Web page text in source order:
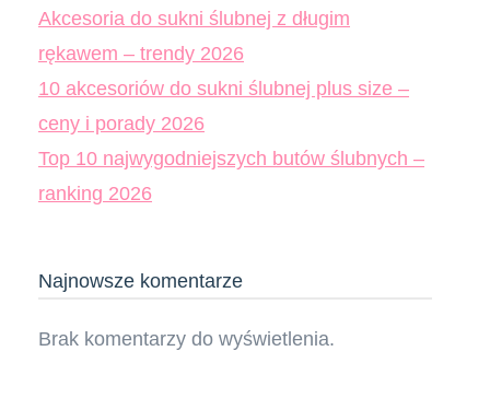
Akcesoria do sukni ślubnej z długim
rękawem – trendy 2026
10 akcesoriów do sukni ślubnej plus size –
ceny i porady 2026
Top 10 najwygodniejszych butów ślubnych –
ranking 2026
Najnowsze komentarze
Brak komentarzy do wyświetlenia.